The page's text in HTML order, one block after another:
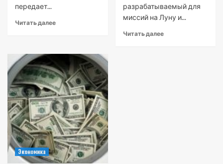
передает...
Читать далее
разрабатываемый для
миссий на Луну и...
Читать далее
Экономика